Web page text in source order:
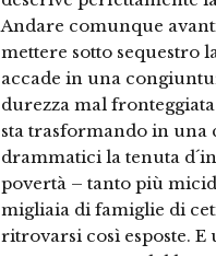
Andare comunque
mettere sotto sequestro
accade in una
durezza mal
sta trasformando in una
drammatici la tenuta
povertà – tanto più
migliaia di famiglie di
ritrovarsi così esposte.